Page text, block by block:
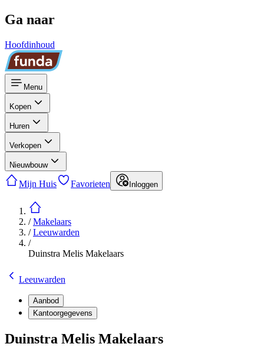
Ga naar
Hoofdinhoud
Menu
Kopen
Huren
Verkopen
Nieuwbouw
Mijn Huis Favorieten Inloggen
/Makelaars
/Leeuwarden
/
Duinstra Melis Makelaars
Leeuwarden
Aanbod
Kantoorgegevens
Duinstra Melis Makelaars